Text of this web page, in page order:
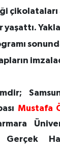
Mustafa
Gerçek